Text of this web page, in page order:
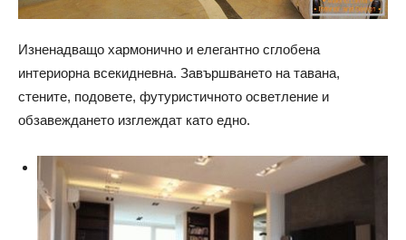
Изненадващо хармонично и елегантно сглобена
интериорна всекидневна. Завършването на тавана,
стените, подовете, футуристичното осветление и
обзавеждането изглеждат като едно.